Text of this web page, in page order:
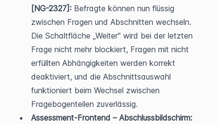
[NG-2327]: Befragte können nun flüssig
zwischen Fragen und Abschnitten wechseln.
Die Schaltfläche „Weiter" wird bei der letzten
Frage nicht mehr blockiert, Fragen mit nicht
erfüllten Abhängigkeiten werden korrekt
deaktiviert, und die Abschnittsauswahl
funktioniert beim Wechsel zwischen
Fragebogenteilen zuverlässig.
Assessment-Frontend – Abschlussbildschirm: